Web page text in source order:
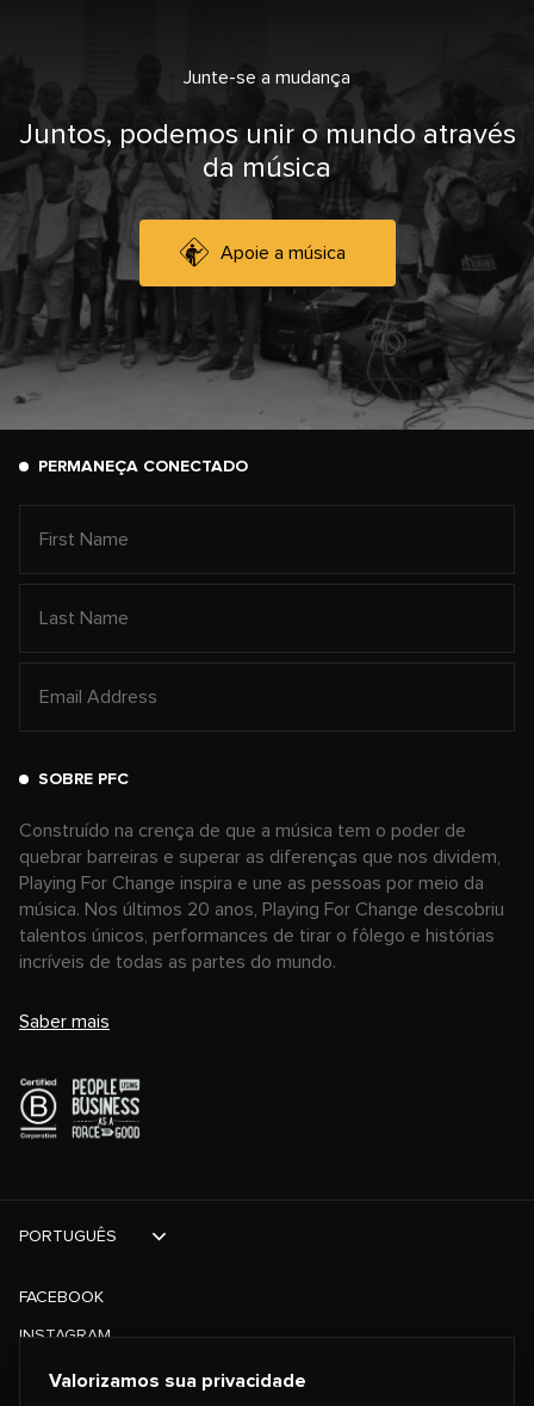
Junte-se a mudança
Juntos, podemos unir o mundo através
da música
Apoie a música
PERMANEÇA CONECTADO
SOBRE PFC
Construído na crença de que a música tem o poder de
quebrar barreiras e superar as diferenças que nos dividem,
Playing For Change inspira e une as pessoas por meio da
música. Nos últimos 20 anos, Playing For Change descobriu
talentos únicos, performances de tirar o fôlego e histórias
incríveis de todas as partes do mundo.
Saber mais
FACEBOOK
INSTAGRAM
TIKTOK
PORTUGUÊS
Valorizamos sua privacidade